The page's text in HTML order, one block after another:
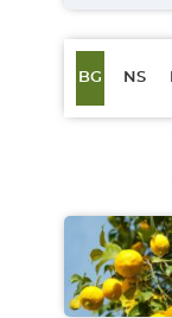
BG NS